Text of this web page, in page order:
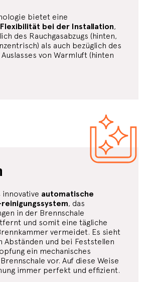
bietet eine
Flexibilität bei der Installation,
des Rauchgasabzugs (hinten,
als auch bezüglich des
von Warmluft (hinten
automatische
, das
in der Brennschale
und somit eine tägliche
vermeidet. Es sieht
Abständen und bei Feststellen
ein mechanisches
vor. Auf diese Weise
immer perfekt und effizient.